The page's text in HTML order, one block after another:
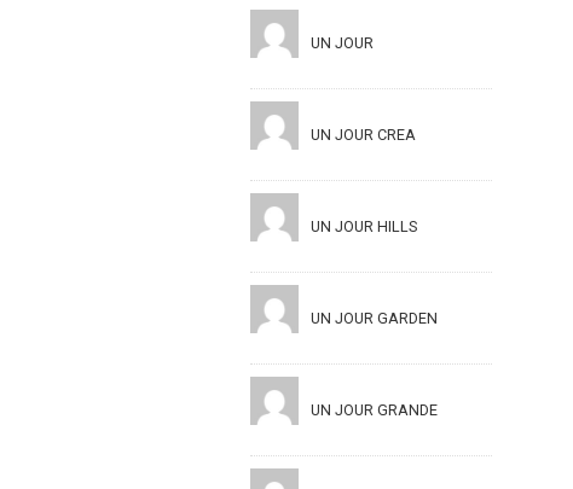
UN JOUR
UN JOUR CREA
UN JOUR HILLS
UN JOUR GARDEN
UN JOUR GRANDE